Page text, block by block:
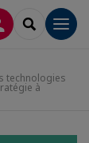
technologies
à